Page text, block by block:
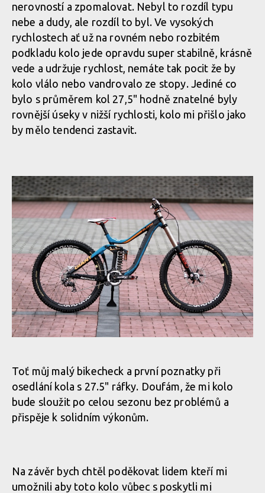
nerovností a zpomalovat. Nebyl to rozdíl typu
nebe a dudy, ale rozdíl to byl. Ve vysokých
rychlostech ať už na rovném nebo rozbitém
podkladu kolo jede opravdu super stabilně, krásně
vede a udržuje rychlost, nemáte tak pocit že by
kolo vlálo nebo vandrovalo ze stopy. Jediné co
bylo s průměrem kol 27,5" hodně znatelné byly
rovnější úseky v nižší rychlosti, kolo mi přišlo jako
by mělo tendenci zastavit.
Toť můj malý bikecheck a první poznatky při
osedlání kola s 27.5" ráfky. Doufám, že mi kolo
bude sloužit po celou sezonu bez problémů a
přispěje k solidním výkonům.
Na závěr bych chtěl poděkovat lidem kteří mi
umožnili aby toto kolo vůbec s poskytli mi